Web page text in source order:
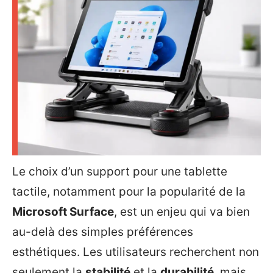
Le choix d’un support pour une tablette
tactile, notamment pour la popularité de la
Microsoft Surface, est un enjeu qui va bien
au-delà des simples préférences
esthétiques. Les utilisateurs recherchent non